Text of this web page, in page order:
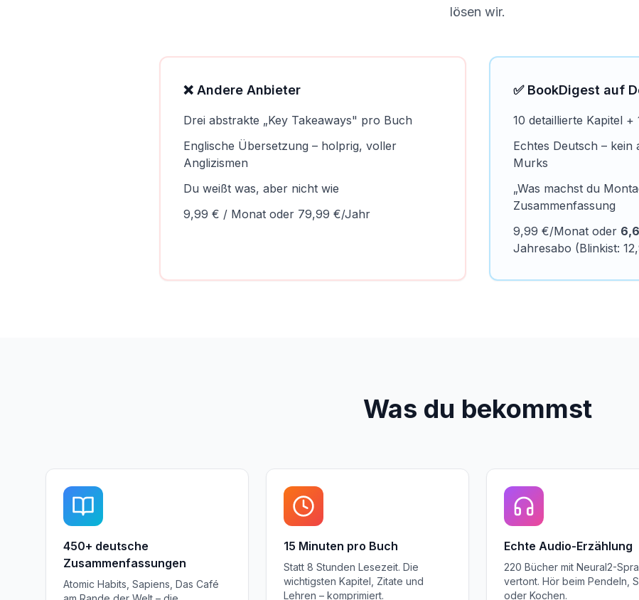
lösen wir.
❌ Andere Anbieter
Drei abstrakte „Key Takeaways" pro Buch
Englische Übersetzung – holprig, voller
Anglizismen
Du weißt was, aber nicht wie
9,99 € / Monat oder 79,99 €/Jahr
✅ BookDigest auf
10 detaillierte Kapitel
Echtes Deutsch –
Murks
„Was machst du
Zusammenfassung
9,99 €/Monat oder
Jahresabo (Blinkist:
Was du bekommst
450+ deutsche
Zusammenfassungen
Atomic Habits, Sapiens, Das Café
15 Minuten pro Buch
Statt 8 Stunden Lesezeit. Die
wichtigsten Kapitel, Zitate und
Lehren – komprimiert.
Echte Audio-Erzählung
220 Bücher mit Neural2-
vertont. Hör beim Pendeln,
oder Kochen.